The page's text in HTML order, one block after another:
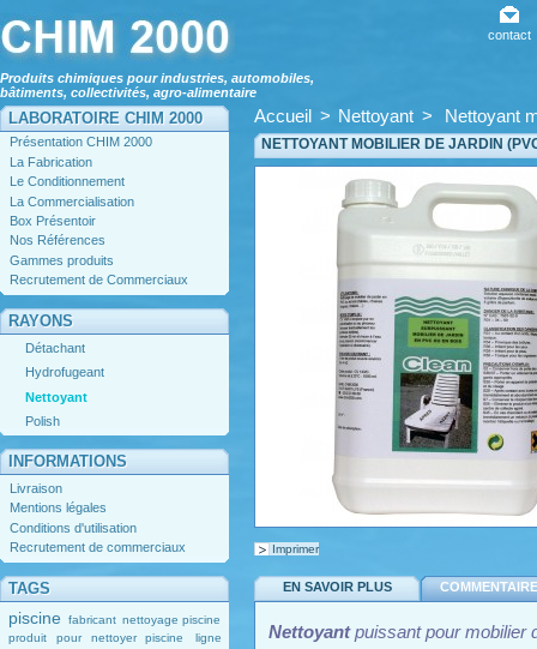
Produits chimiques pour industries, automobiles,
bâtiments, collectivités, agro-alimentaire
contact
LABORATOIRE CHIM 2000
Présentation CHIM 2000
La Fabrication
Le Conditionnement
La Commercialisation
Box Présentoir
Nos Références
Gammes produits
Recrutement de Commerciaux
RAYONS
Détachant
Hydrofugeant
Nettoyant
Polish
INFORMATIONS
Livraison
Mentions légales
Conditions d'utilisation
Recrutement de commerciaux
TAGS
piscine fabricant nettoyage piscine
produit pour nettoyer piscine
ligne
Accueil > Nettoyant > Nettoyant
NETTOYANT MOBILIER DE JARDIN
Imprimer
EN SAVOIR PLUS
Nettoyantpuissant pour mobilier